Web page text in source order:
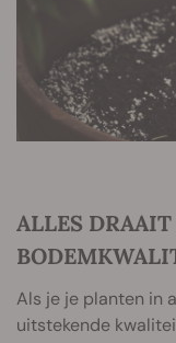
ALLES
Als je je planten in
uitstekende